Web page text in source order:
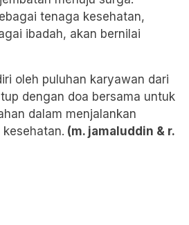
tenaga kesehatan,
ibadah, akan bernilai
oleh puluhan karyawan dari
dengan doa bersama untuk
dalam menjalankan
(m. jamaluddin & r.